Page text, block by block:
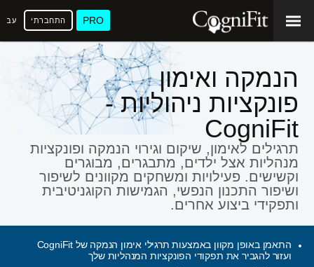
PRO התחברתי
הנמקה ואימון
פונקציות ניהוליות -
CogniFit
תרגילים לאימון, שיקום וגירוי הנמקה ופונקציות
מנהליות אצל ילדים, מתבגרים, מבוגרים
וקשישים. פעילויות ומשחקים מקוונים לשיפור
ושיפור התכנון הנפשי, הגמישות הקוגניטיבית
ותפקידי ביצוע אחרים.
התאמן באופן מקוון באמצעות תרגילי אימון הנמקה של CogniFit
ועזור להגביר את תפקודי הפונקציות המנהליות שלך